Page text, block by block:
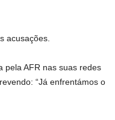
acusações.
pela AFR nas suas redes
“Já enfrentámos o